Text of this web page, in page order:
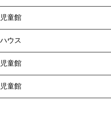
童館
ウス
童館
童館